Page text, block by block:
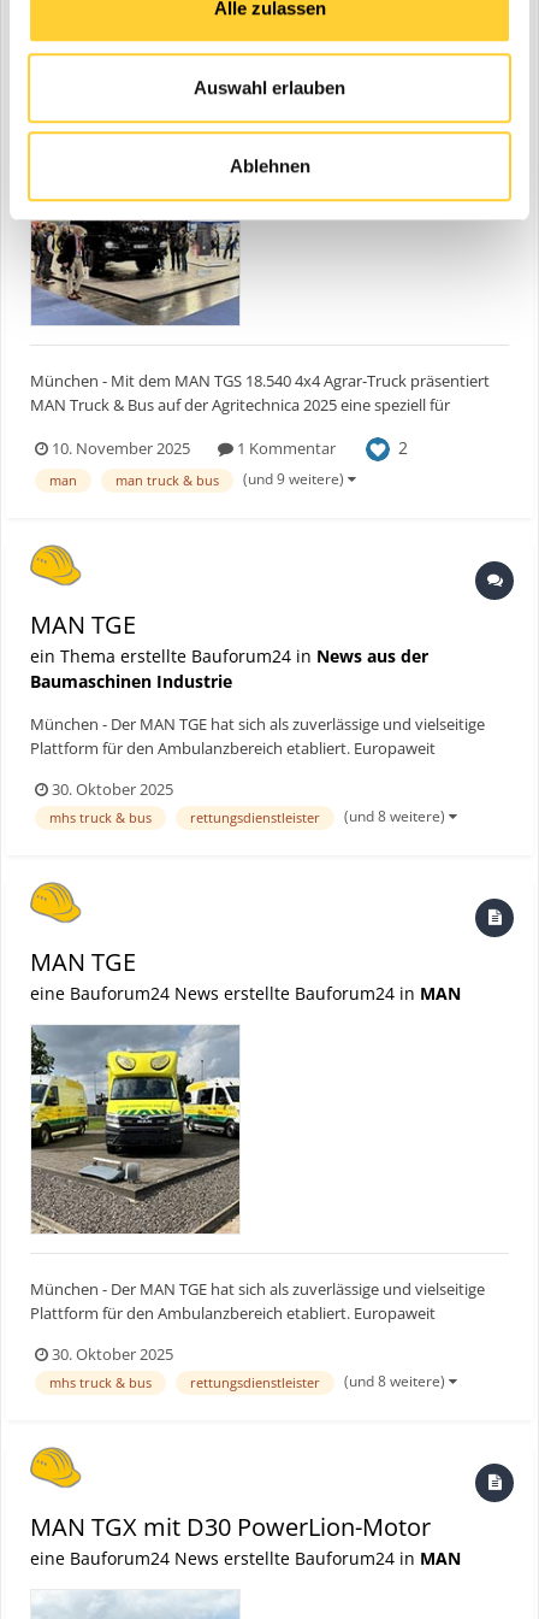
Alle zulassen
Auswahl erlauben
Ablehnen
MAN TGS Agrar-Truck
eine Bauforum24 News erstellte Bauforum24 in
München - Mit dem MAN TGS 18.540 4x4 Agrar-Truck präsentiert
MAN Truck & Bus auf der Agritechnica 2025 eine speziell für
die Traktion, Effizienz und Flexibilität in einem Fahrzeug vereint. Als
landwirtschaftliche Zugmaschine klassifizier...
10. November 2025 1 Kommentar 2
man man truck & bus (und 9 weitere)
MAN TGE
ein Thema erstellte Bauforum24 in News aus der
Baumaschinen Industrie
München - Der MAN TGE hat sich als zuverlässige und vielseitige
Plattform für den Ambulanzbereich etabliert. Europaweit
Gesamtvolumen von rund 1.800 Einheiten, mehr als 700 davon
fahren bereits auf der Straße. Die Aufträge reichen von Rumänien
30. Oktober 2025
mhs truck & bus rettungsdienstleister (und 8 weitere)
MAN TGE
eine Bauforum24 News erstellte Bauforum24 in MAN
München - Der MAN TGE hat sich als zuverlässige und vielseitige
Plattform für den Ambulanzbereich etabliert. Europaweit
Gesamtvolumen von rund 1.800 Einheiten, mehr als 700 davon
fahren bereits auf der Straße. Die Aufträge reichen von Rumänien
30. Oktober 2025
mhs truck & bus rettungsdienstleister (und 8 weitere)
MAN TGX mit D30 PowerLion-Motor
eine Bauforum24 News erstellte Bauforum24 in MAN